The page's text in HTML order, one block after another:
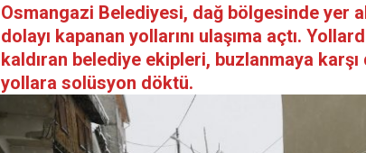
Osmangazi Belediyesi, dağ bölgesinde yer
dolayı kapanan yollarını ulaşıma açtı.
kaldıran belediye ekipleri, buzlanmaya
yollara solüsyon döktü.